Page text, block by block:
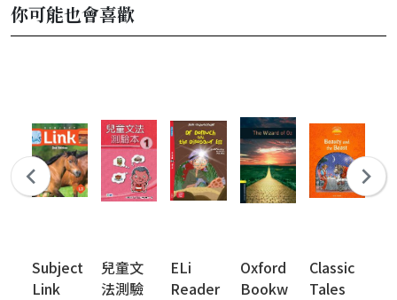
你可能也會喜歡
Subject
Link
兒童文
法測驗
ELi
Reader
Oxford
Bookw
Classic
Tales